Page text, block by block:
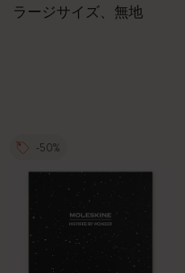
ラージサイズ、無地
-50%